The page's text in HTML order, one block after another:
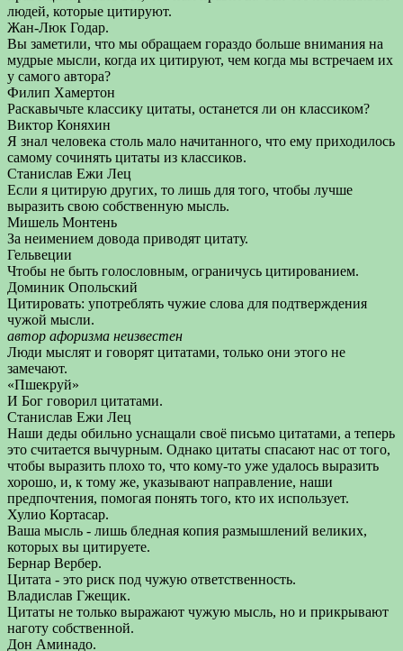
людей, которые цитируют.
Жан-Люк Годар.
Вы заметили, что мы обращаем гораздо больше внимания на
мудрые мысли, когда их цитируют, чем когда мы встречаем их
у самого автора?
Филип Хамертон
Раскавычьте классику цитаты, останется ли он классиком?
Виктор Коняхин
Я знал человека столь мало начитанного, что ему приходилось
самому сочинять цитаты из классиков.
Станислав Ежи Лец
Если я цитирую других, то лишь для того, чтобы лучше
выразить свою собственную мысль.
Мишель Монтень
За неимением довода приводят цитату.
Гельвеции
Чтобы не быть голословным, ограничусь цитированием.
Доминик Опольский
Цитировать: употреблять чужие слова для подтверждения
чужой мысли.
автор афоризма неизвестен
Люди мыслят и говорят цитатами, только они этого не
замечают.
«Пшекруй»
И Бог говорил цитатами.
Станислав Ежи Лец
Наши деды обильно уснащали своё письмо цитатами, а теперь
это считается вычурным. Однако цитаты спасают нас от того,
чтобы выразить плохо то, что кому-то уже удалось выразить
хорошо, и, к тому же, указывают направление, наши
предпочтения, помогая понять того, кто их использует.
Хулио Кортасар.
Ваша мысль - лишь бледная копия размышлений великих,
которых вы цитируете.
Бернар Вербер.
Цитата - это риск под чужую ответственность.
Владислав Гжещик.
Цитаты не только выражают чужую мысль, но и прикрывают
наготу собственной.
Дон Аминадо.